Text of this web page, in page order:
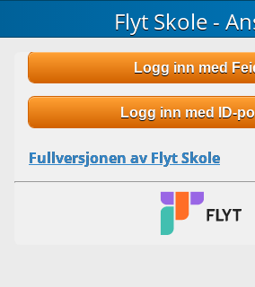
Flyt Skole -
Logg inn med
Logg inn med ID-
Fullversjonen av Flyt Skole